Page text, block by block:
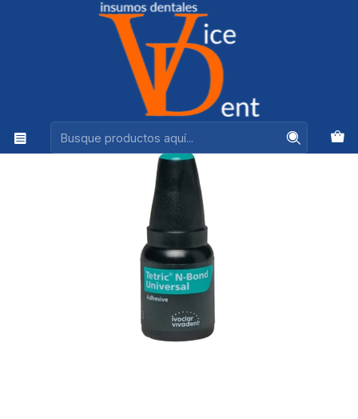
Ventas +56944575313
ADHESION Y RESTAURACION
TETRIC N-BOND UNIVERSAL